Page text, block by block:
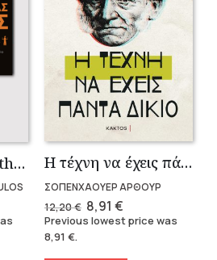
Συλλογή The Mythologist (2 βιβλία) Η τέχνη να έχεις πάντα δίκαιο
ΣΟΠΕΝΧΑΟΥΕΡ ΑΡΘΟΥΡ
12,20€ Original
price
was:
8,91 €Current
price
is:
Previous lowest price was
8,91 €.